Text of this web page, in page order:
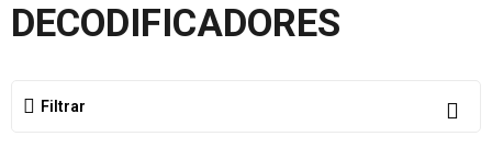
DECODIFICADORES
Filtrar